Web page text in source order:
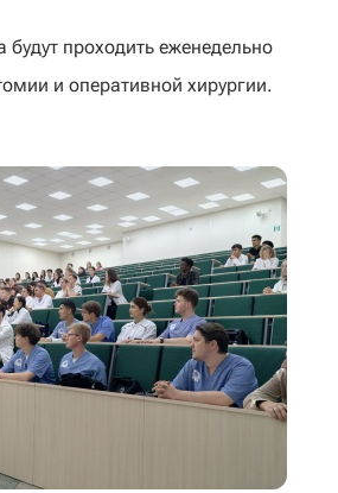
будут проходить еженедельно
и оперативной хирургии.